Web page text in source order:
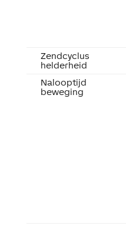
Zendcyclus
helderheid
Nalooptijd
beweging